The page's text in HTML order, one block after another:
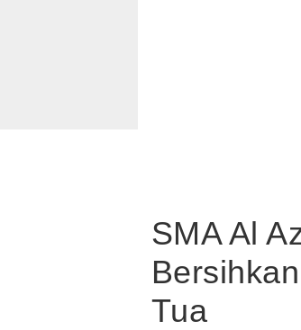
SMA Al
Tua